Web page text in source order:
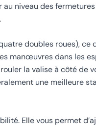
niveau des
doubles roues),
manœuvres dans les
la valise à côté de
une meilleure
Elle vous permet